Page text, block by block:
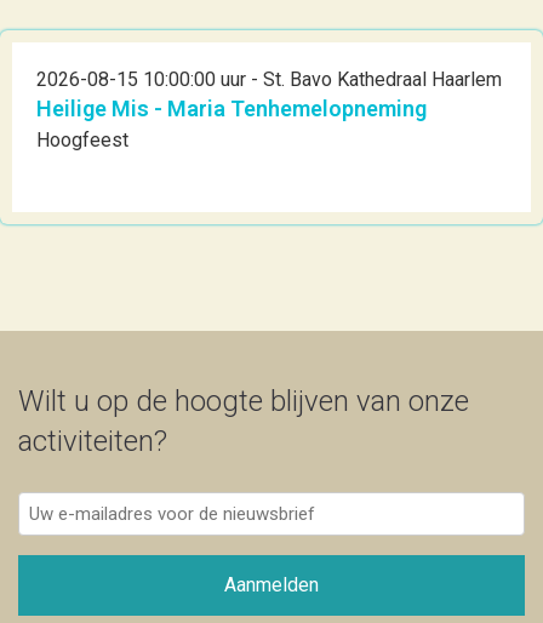
2026-08-15 10:00:00 uur - St. Bavo Kathedraal Haarlem
Heilige Mis - Maria Tenhemelopneming
Hoogfeest
Wilt u op de hoogte blijven van onze
activiteiten?
Uw
e-
mailadres
de
Aanmelden